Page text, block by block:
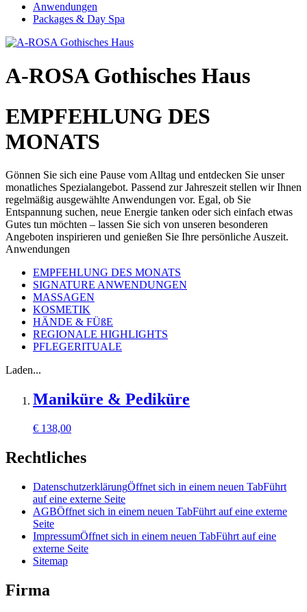
Anwendungen
Packages & Day Spa
A-ROSA Gothisches Haus
EMPFEHLUNG DES
MONATS
Gönnen Sie sich eine Pause vom Alltag und entdecken Sie unser
monatliches Spezialangebot. Passend zur Jahreszeit stellen wir Ihnen
regelmäßig ausgewählte Anwendungen vor. Egal, ob Sie
Entspannung suchen, neue Energie tanken oder sich einfach etwas
Gutes tun möchten – lassen Sie sich von unseren besonderen
Angeboten inspirieren und genießen Sie Ihre persönliche Auszeit.
Anwendungen
EMPFEHLUNG DES MONATS
SIGNATURE ANWENDUNGEN
MASSAGEN
KOSMETIK
HÄNDE & FÜßE
REGIONALE HIGHLIGHTS
PFLEGERITUALE
Laden...
Maniküre & Pediküre
€ 138,00
Rechtliches
DatenschutzerklärungÖffnet sich in einem neuen TabFührt
auf eine externe Seite
AGBÖffnet sich in einem neuen TabFührt auf eine externe
Seite
ImpressumÖffnet sich in einem neuen TabFührt auf eine
externe Seite
Sitemap
Firma